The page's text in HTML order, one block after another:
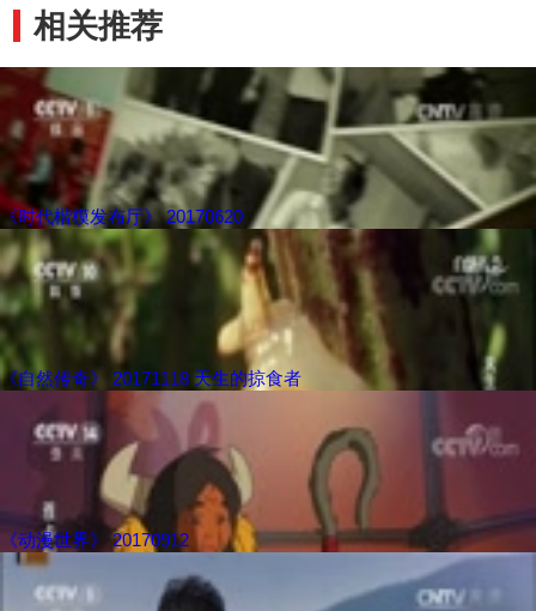
相关推荐
《时代楷模发布厅》 20170620
《自然传奇》 20171118 天生的掠食者
《动漫世界》 20170912